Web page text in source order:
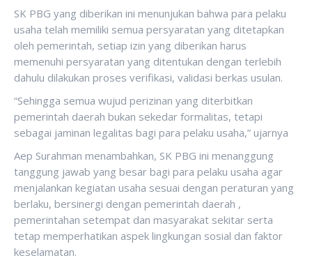
SK PBG yang diberikan ini menunjukan bahwa para pelaku
usaha telah memiliki semua persyaratan yang ditetapkan
oleh pemerintah, setiap izin yang diberikan harus
memenuhi persyaratan yang ditentukan dengan terlebih
dahulu dilakukan proses verifikasi, validasi berkas usulan.
“Sehingga semua wujud perizinan yang diterbitkan
pemerintah daerah bukan sekedar formalitas, tetapi
sebagai jaminan legalitas bagi para pelaku usaha,” ujarnya
Aep Surahman menambahkan, SK PBG ini menanggung
tanggung jawab yang besar bagi para pelaku usaha agar
menjalankan kegiatan usaha sesuai dengan peraturan yang
berlaku, bersinergi dengan pemerintah daerah ,
pemerintahan setempat dan masyarakat sekitar serta
tetap memperhatikan aspek lingkungan sosial dan faktor
keselamatan.